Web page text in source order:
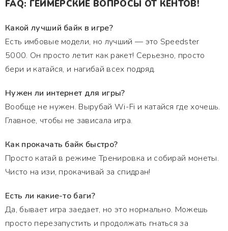
FAQ: ГЕЙМЕРСКИЕ ВОПРОСЫ ОТ КЕНТОВ!
Какой лучший байк в игре?
Есть имбовые модели, но лучший — это Speedster
5000. Он просто летит как ракет! Серьезно, просто
бери и катайся, и нагибай всех подряд.
Нужен ли интернет для игры?
Вообще не нужен. Вырубай Wi-Fi и катайся где хочешь.
Главное, чтобы не зависала игра.
Как прокачать байк быстро?
Просто катай в режиме Тренировка и собирай монеты.
Чисто на изи, прокачивай за спидран!
Есть ли какие-то баги?
Да, бывает игра заедает, но это нормально. Можешь
просто перезапустить и продолжать гнаться за